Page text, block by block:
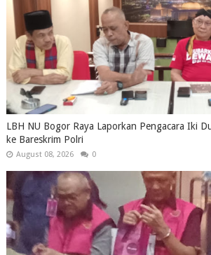
LBH NU Bogor Raya Laporkan Pengacara Iki
ke Bareskrim Polri
August 08, 2026 0